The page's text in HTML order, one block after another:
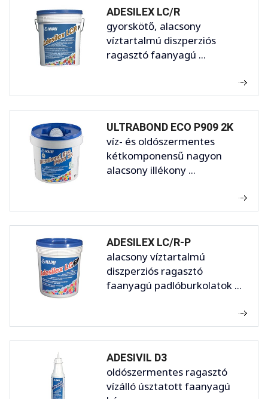
ADESILEX LC/R
gyorskötő, alacsony
víztartalmú diszperziós
ragasztó faanyagú ...
ULTRABOND ECO P909 2K
víz- és oldószermentes
kétkomponensű nagyon
alacsony illékony ...
ADESILEX LC/R-P
alacsony víztartalmú
diszperziós ragasztó
faanyagú padlóburkolatok ...
ADESIVIL D3
oldószermentes ragasztó
vízálló úsztatott faanyagú